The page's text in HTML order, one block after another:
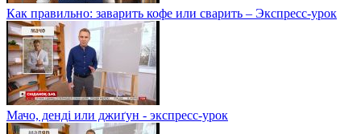
Как правильно: заварить кофе или сварить – Экспресс-урок
Мачо, денді или джиґун - экспресс-урок